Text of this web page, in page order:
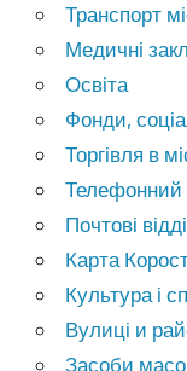
Транспорт
Медичні
Освіта
Фонди,
Торгівля в
Телефонний
Почтові
Карта
Культура і
Вулиці и
Засоби